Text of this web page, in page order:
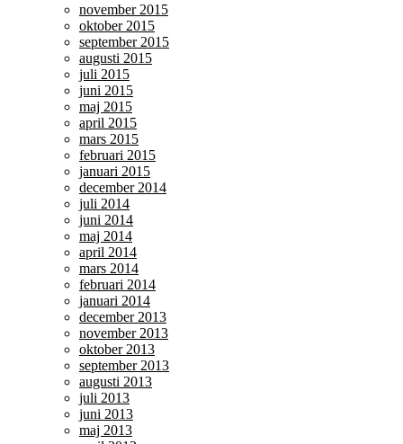
november 2015
oktober 2015
september 2015
augusti 2015
juli 2015
juni 2015
maj 2015
april 2015
mars 2015
februari 2015
januari 2015
december 2014
juli 2014
juni 2014
maj 2014
april 2014
mars 2014
februari 2014
januari 2014
december 2013
november 2013
oktober 2013
september 2013
augusti 2013
juli 2013
juni 2013
maj 2013